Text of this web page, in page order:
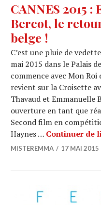
CANNES 2015
Bercot, le
belge !
C’est une pluie de
mai 2015 dans le Palais
commence avec Mon Roi
revient sur la Croisette
Thavaud et Emmanuelle
ouverture en tant que
Second film en
Haynes … Continuer de
MISTEREMMA 17 MAI 2015